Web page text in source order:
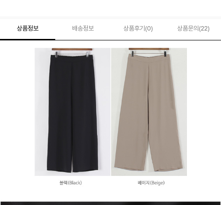
상품정보 배송정보 상품후기(0) 상품문의 (22)